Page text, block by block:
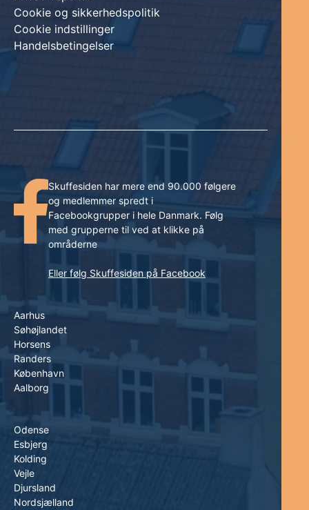
Cookie og sikkerhedspolitik
Cookie indstillinger
Handelsbetingelser
Skuffesiden har mere end 90.000 følgere
og medlemmer spredt i
Facebookgrupper i hele Danmark. Følg
med grupperne til ved at klikke på
områderne
Eller følg Skuffesiden på Facebook
Aarhus
Søhøjlandet
Horsens
Randers
København
Aalborg
Odense
Esbjerg
Kolding
Vejle
Djursland
Nordsjælland